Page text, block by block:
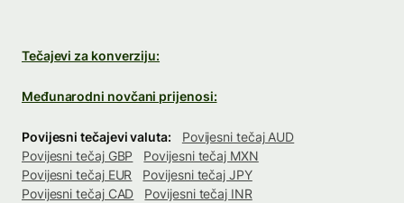
Tečajevi za konverziju:
Međunarodni novčani prijenosi:
Povijesni tečajevi valuta:
Povijesni tečaj AUD
Povijesni tečaj GBP
Povijesni tečaj MXN
Povijesni tečaj EUR
Povijesni tečaj JPY
Povijesni tečaj CAD
Povijesni tečaj INR